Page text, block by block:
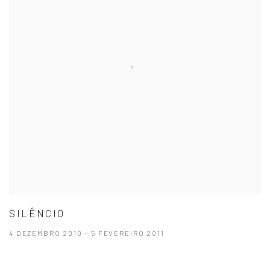
SILÊNCIO
4 DEZEMBRO 2010 - 5 FEVEREIRO 2011